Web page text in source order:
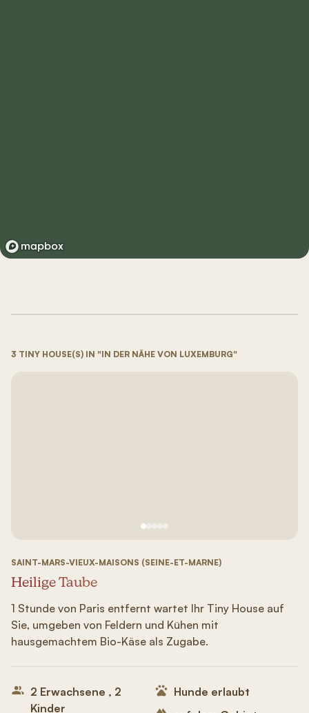
3 TINY HOUSE(S) IN "IN DER NÄHE VON LUXEMBURG"
SAINT-MARS-VIEUX-MAISONS (SEINE-ET-MARNE)
Heilige Taube
1 Stunde von Paris entfernt wartet Ihr Tiny House auf
Sie, umgeben von Feldern und Kühen mit
hausgemachtem Bio-Käse als Zugabe.
2 Erwachsene , 2
Kinder
Hunde erlaubt